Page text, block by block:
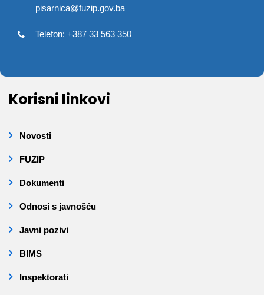
pisarnica@fuzip.gov.ba
Telefon: +387 33 563 350
Korisni linkovi
Novosti
FUZIP
Dokumenti
Odnosi s javnošću
Javni pozivi
BIMS
Inspektorati